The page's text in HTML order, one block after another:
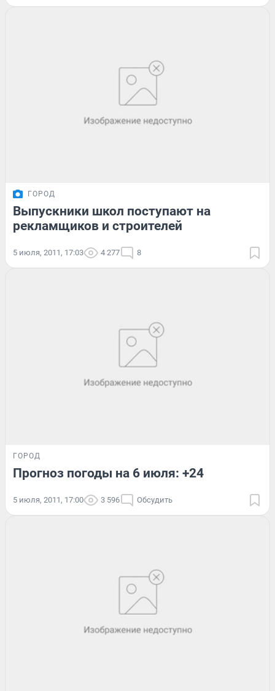
ГОРОД
Выпускники школ поступают на
рекламщиков и строителей
5 июля, 2011, 17:03 4 277 8
ГОРОД
Прогноз погоды на 6 июля: +24
5 июля, 2011, 17:00 3 596 Обсудить